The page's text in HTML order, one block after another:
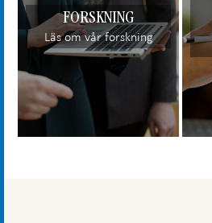
FORSKNING
Läs om vår forskning